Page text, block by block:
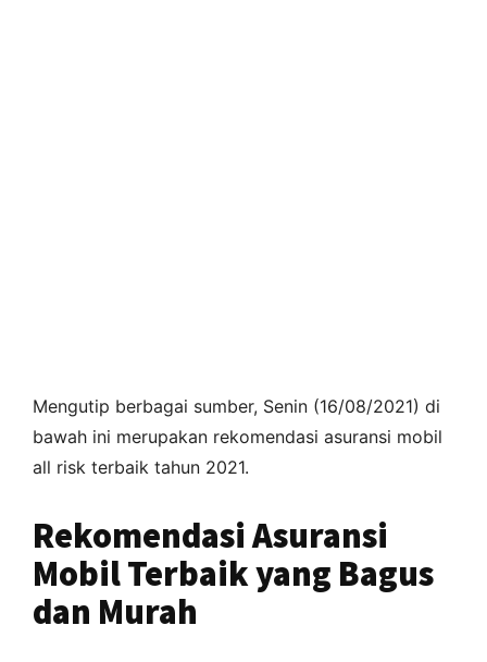
Mengutip berbagai sumber, Senin (16/08/2021) di
bawah ini merupakan rekomendasi asuransi mobil
all risk terbaik tahun 2021.
Rekomendasi Asuransi
Mobil Terbaik yang Bagus
dan Murah